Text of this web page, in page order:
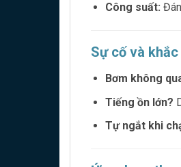
Công suất:
Sự cố và
Bơm không
Tiếng ồn lớn?
Tự ngắt khi